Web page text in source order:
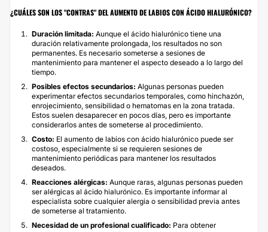
¿CUÁLES SON LOS "CONTRAS" DEL AUMENTO DE LABIOS CON ÁCIDO HIALURÓNICO?
Duración limitada: Aunque el ácido hialurónico tiene una
duración relativamente prolongada, los resultados no son
permanentes. Es necesario someterse a sesiones de
mantenimiento para mantener el aspecto deseado a lo largo del
tiempo.
Posibles efectos secundarios: Algunas personas pueden
experimentar efectos secundarios temporales, como hinchazón,
enrojecimiento, sensibilidad o hematomas en la zona tratada.
Estos suelen desaparecer en pocos días, pero es importante
considerarlos antes de someterse al procedimiento.
Costo: El aumento de labios con ácido hialurónico puede ser
costoso, especialmente si se requieren sesiones de
mantenimiento periódicas para mantener los resultados
deseados.
Reacciones alérgicas: Aunque raras, algunas personas pueden
ser alérgicas al ácido hialurónico. Es importante informar al
especialista sobre cualquier alergia o sensibilidad previa antes
de someterse al tratamiento.
Necesidad de un profesional cualificado: Para obtener